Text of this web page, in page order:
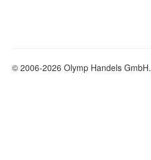
© 2006-2026 Olymp Handels GmbH.